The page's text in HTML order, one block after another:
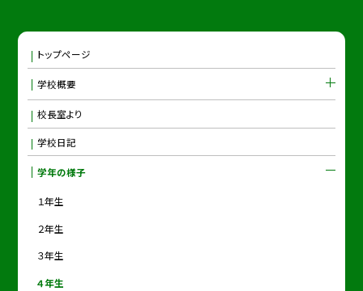
トップページ
学校概要
校長室より
学校日記
学年の様子
１年生
２年生
３年生
４年生